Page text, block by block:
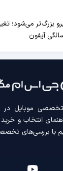
۲۰ پرو بزرگ‌تر
تخصصی موبایل
انتخاب و
با بررسی‌های